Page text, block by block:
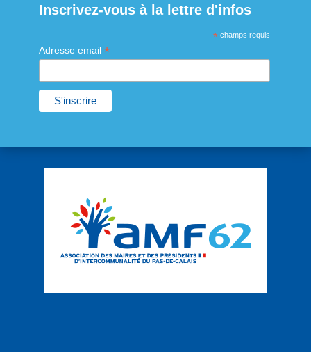
Inscrivez-vous à la lettre d'infos
* champs requis
Adresse email *